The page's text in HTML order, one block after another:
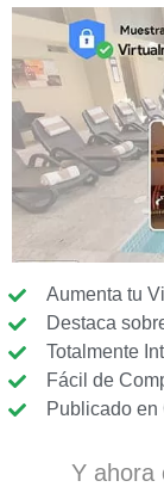
Aumenta tu
Destaca
Totalmente
Fácil de
Publicado en
Y ahora